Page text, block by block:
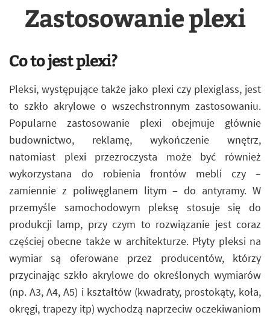
Zastosowanie plexi
Co to jest plexi?
Pleksi, występujące także jako plexi czy plexiglass, jest
to szkło akrylowe o wszechstronnym zastosowaniu.
Popularne zastosowanie plexi obejmuje głównie
budownictwo, reklamę, wykończenie wnętrz,
natomiast plexi przezroczysta może być również
wykorzystana do robienia frontów mebli czy –
zamiennie z poliwęglanem litym – do antyramy. W
przemyśle samochodowym pleksę stosuje się do
produkcji lamp, przy czym to rozwiązanie jest coraz
częściej obecne także w architekturze. Płyty pleksi na
wymiar są oferowane przez producentów, którzy
przycinając szkło akrylowe do określonych wymiarów
(np. A3, A4, A5) i kształtów (kwadraty, prostokąty, koła,
okręgi, trapezy itp) wychodzą naprzeciw oczekiwaniom